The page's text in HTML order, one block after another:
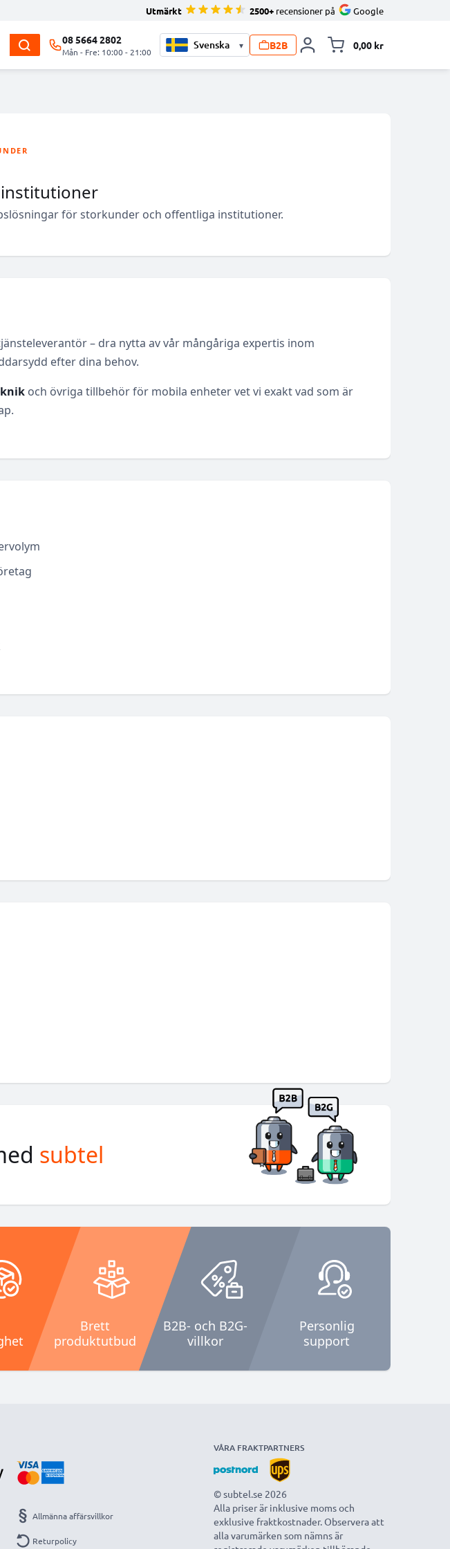
Utmärkt 2500+ recensioner på Google
08 5664 2802
Mån - Fre: 10:00 - 21:00
▾ B2B 0,00 kr
för storkunder och offentliga institutioner.
– dra nytta av vår mångåriga expertis inom
efter dina behov.
och övriga tillbehör för mobila enheter vet vi exakt vad som är
subtel
Brett
produktutbud
B2B- och B2G-
villkor
Personlig
support
Allmänna affärsvillkor
Returpolicy
VÅRA FRAKTPARTNERS
© subtel.se 2026
Alla priser är inklusive moms och
exklusive fraktkostnader. Observera att
alla varumärken som nämns är